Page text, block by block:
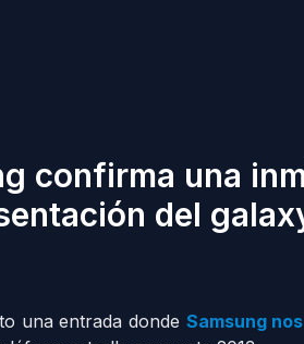
confirma una
del
una entrada donde Samsung